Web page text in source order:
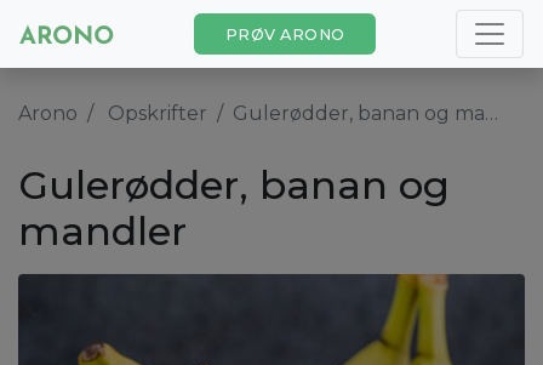
PRØV ARONO
Arono Opskrifter Gulerødder, banan og mandler
Gulerødder, banan og
mandler